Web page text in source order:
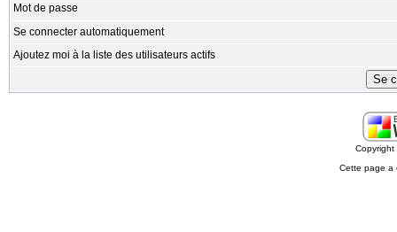
Mot de passe
Se connecter automatiquement
Ajoutez moi à la liste des utilisateurs actifs
Cette page a